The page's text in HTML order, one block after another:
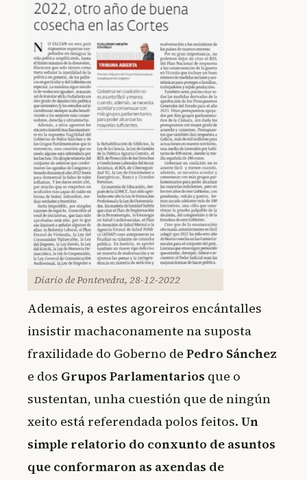
Diario de Pontevedra, 28-12-2022
Ademais, a estes agoreiros encántalles
insistir machaconamente na suposta
fraxilidade do Goberno de Pedro Sánchez
e dos Grupos Parlamentarios que o
sustentan, unha cuestión que de ningún
xeito está referendada polos feitos. Un
simple relatorio do conxunto de asuntos
que conformaron as axendas de